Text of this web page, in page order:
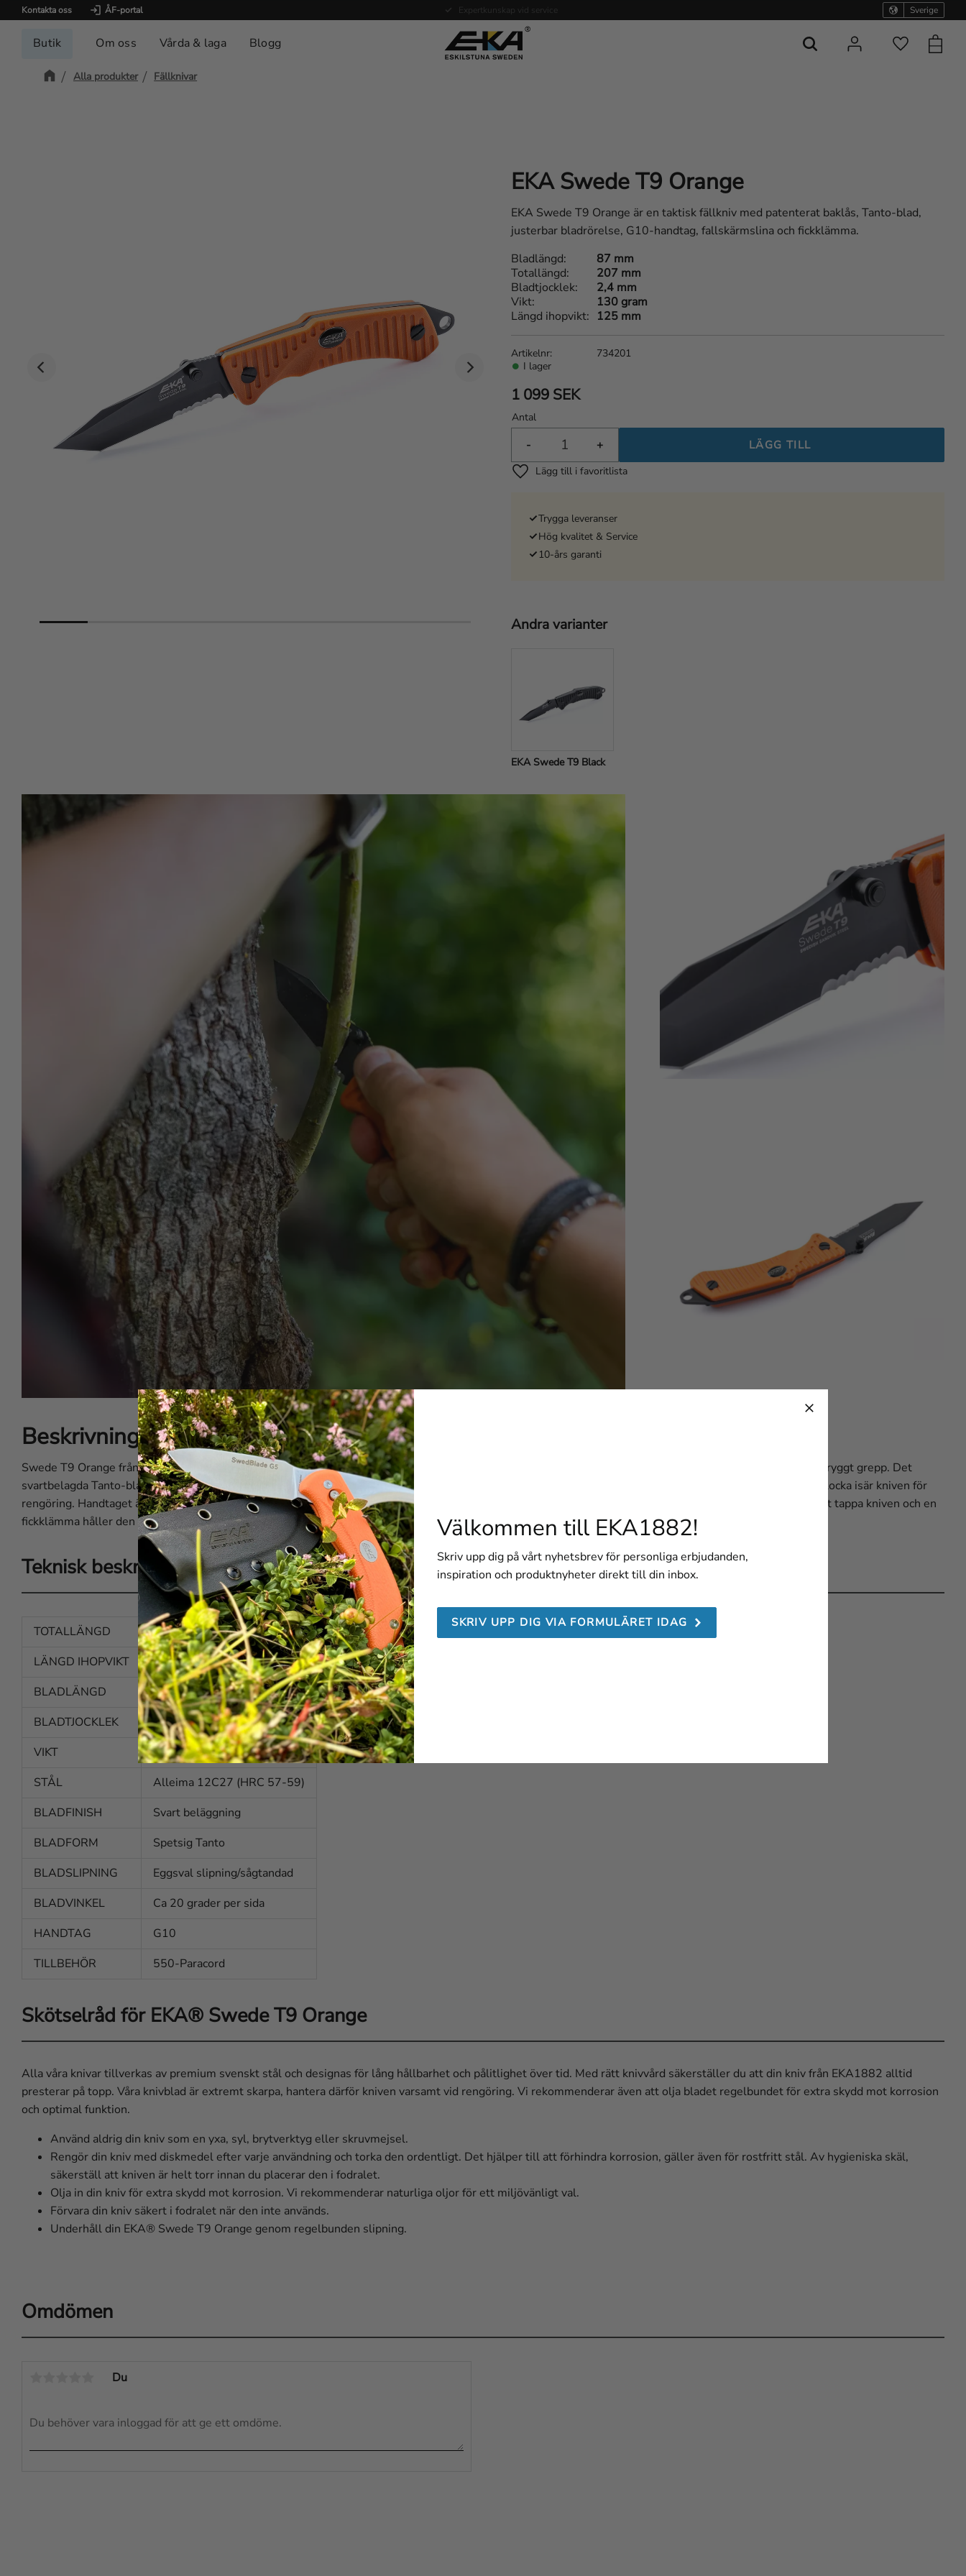
Kontakta oss ÅF-portal Expertkunskap vid service Sverige
Butik Om oss Vårda & laga Blogg Favoriter
Alla produkter Fällknivar
EKA Swede T9 Orange
EKA Swede T9 Orange är en taktisk fällkniv med patenterat baklås, Tanto-blad,
justerbar bladrörelse, G10-handtag, fallskärmslina och fickklämma.
1 099SEK
Antal
+
-
Lägg till i favoriter
I lager
Artikelnr 734201
Bladlängd
87 mm
Totallängd
207 mm
Bladtjocklek
2,4 mm
Vikt
130 gram
Längd ihopvikt
125 mm
Trygga leveranser
Hög kvalitet & Service
10-års garanti
Andra varianter
EKA Swede T9 Black
Beskrivning av EKA® Swede T9 Orange
Swede T9 Orange från EKA1882 är en kraftfull taktisk fällkniv med ett unikt patenterat bakre låsmekanism som ger ett säkert lås/öppningssystem och ett tryggt grepp. Det
svartbelagda Tanto-bladet är designat för ultimat prestanda. Monterad med precisionsskruvar, vilket gör det möjligt att justera bladets rörelse och enkelt plocka isär kniven för
rengöring. Handtaget är tillverkat av G10-material och finns i två färger: orange och svart. Med lanyard-hål och medföljande fallskärmslina minskar risken att tappa kniven och en
fickklämma håller den säkert på plats.
Teknisk beskrivning
TOTALLÄNGD
207 mm
LÄNGD IHOPVIKT
125 mm
BLADLÄNGD
87 mm
BLADTJOCKLEK
2,4 mm
VIKT
130 g
STÅL
Alleima 12C27 (HRC 57-59)
BLADFINISH
Svart beläggning
BLADFORM
Spetsig Tanto
BLADSLIPNING
Eggsval slipning/sågtandad
BLADVINKEL
Ca 20 grader per sida
HANDTAG
G10
TILLBEHÖR
550-Paracord
Skötselråd för EKA® Swede T9 Orange
Alla våra knivar tillverkas av premium svenskt stål och designas för lång hållbarhet och pålitlighet över tid. Med rätt knivvård säkerställer du att din kniv från EKA1882 alltid
presterar på topp. Våra knivblad är extremt skarpa, hantera därför kniven varsamt vid rengöring. Vi rekommenderar även att olja bladet regelbundet för extra skydd mot korrosion
och optimal funktion.
Använd aldrig din kniv som en yxa, syl, brytverktyg eller skruvmejsel.
Rengör din kniv med diskmedel efter varje användning och torka den ordentligt. Det hjälper till att förhindra korrosion, gäller även för rostfritt stål. Av hygieniska skäl,
säkerställ att kniven är helt torr innan du placerar den i fodralet.
Olja in din kniv för extra skydd mot korrosion. Vi rekommenderar naturliga oljor för ett miljövänligt val.
Förvara din kniv säkert i fodralet när den inte används.
Underhåll din EKA® Swede T9 Orange genom regelbunden slipning.
Omdömen
Du
Välkommen till EKA1882!
Skriv upp dig på vårt nyhetsbrev för personliga erbjudanden,
inspiration och produktnyheter direkt till din inbox.
SKRIV UPP DIG VIA FORMULÄRET IDAG